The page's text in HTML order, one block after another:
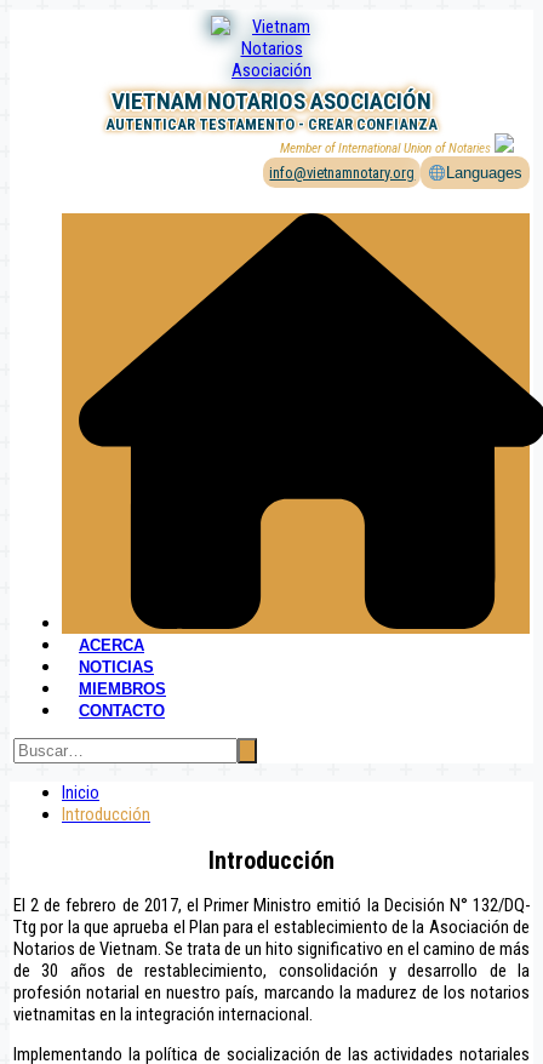
VIETNAM NOTARIOS ASOCIACIÓN
AUTENTICAR TESTAMENTO - CREAR CONFIANZA
Member of International Union of Notaries
info@vietnamnotary.org Languages
ACERCA
NOTICIAS
MIEMBROS
CONTACTO
Inicio
Introducción
Introducción
El 2 de febrero de 2017, el Primer Ministro emitió la Decisión N° 132/DQ-
Ttg por la que aprueba el Plan para el establecimiento de la Asociación de
Notarios de Vietnam. Se trata de un hito significativo en el camino de más
de 30 años de restablecimiento, consolidación y desarrollo de la
profesión notarial en nuestro país, marcando la madurez de los notarios
vietnamitas en la integración internacional.
Implementando la política de socialización de las actividades notariales